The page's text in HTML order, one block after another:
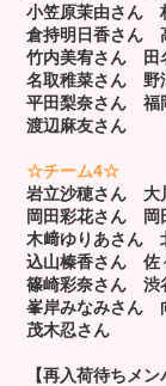
小笠原茉由さん
倉持明日香さん
竹内美宥さん
名取稚菜さん
平田梨奈さん
渡辺麻友さん
☆チーム4☆
岩立沙穂さん 大
岡田彩花さん 岡
木﨑ゆりあさん
込山榛香さん
篠崎彩奈さん
峯岸みなみさん
茂木忍さん
【再入荷待ちメン